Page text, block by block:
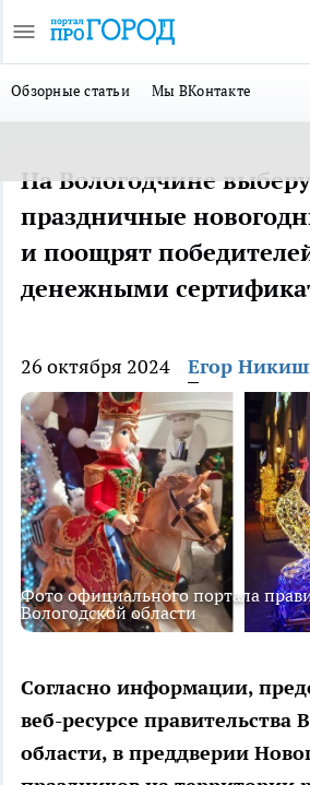
Обзорные статьи Мы ВКонтакте
На Вологодчине
праздничные
и поощрят
денежными
26 октября 2024 Егор
Фото официального портала
Вологодской области
Согласно информации,
веб-ресурсе правительства
области, в преддверии